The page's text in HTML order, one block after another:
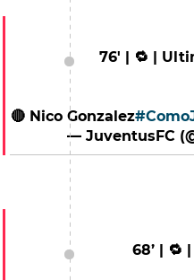
76' | 🔁 |
🔴 Nico Gonzalez
— JuventusFC
68’ | 🔁